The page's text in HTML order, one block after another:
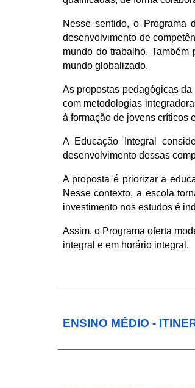
Nesse sentido, o Programa
desenvolvimento de
mundo do trabalho.
mundo globalizado.
As propostas pedagógicas
com metodologias
à formação de jovens críticos
A Educação Integral
desenvolvimento dessas
A proposta é priorizar a
Nesse contexto, a escola
investimento nos estudos é
Assim, o Programa oferta
integral e em horário integral.
ENSINO MÉDIO -